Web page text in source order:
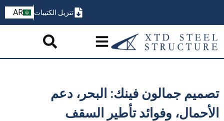
تنزيل الكتيبات AR
PT
تصميم جمالون فينك: البحر، دعم
الأحمال، وفوائد تأطير السقف